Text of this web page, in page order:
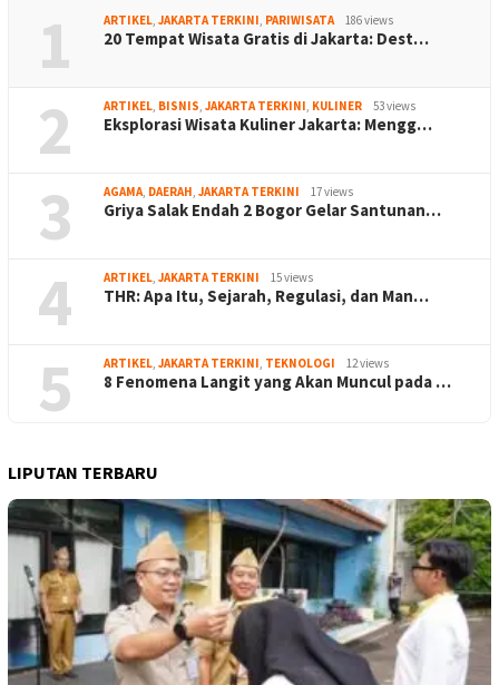
1 ARTIKEL JAKARTA TERKINI PARIWISATA 186 views
20 Tempat Wisata Gratis di Jakarta: Dest…
2 ARTIKEL BISNIS JAKARTA TERKINI KULINER 53 views
Eksplorasi Wisata Kuliner Jakarta: Mengg…
3 AGAMA DAERAH JAKARTA TERKINI 17 views
Griya Salak Endah 2 Bogor Gelar Santunan…
4 ARTIKEL JAKARTA TERKINI 15 views
THR: Apa Itu, Sejarah, Regulasi, dan Man…
5 ARTIKEL JAKARTA TERKINI TEKNOLOGI 12 views
8 Fenomena Langit yang Akan Muncul pada …
LIPUTAN TERBARU